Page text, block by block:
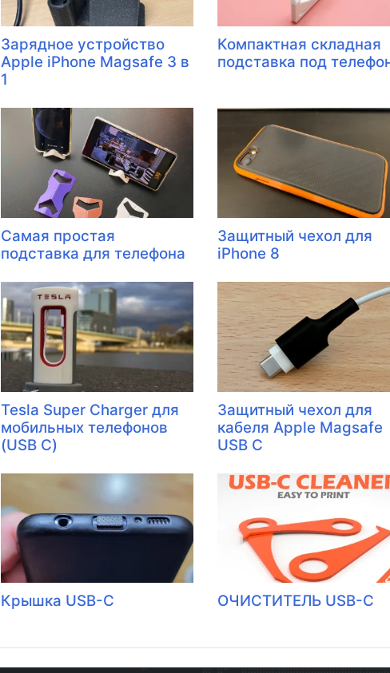
Зарядное устройство
Apple iPhone Magsafe 3 в
1
Компактная складная
подставка под
Самая простая
подставка для телефона
Защитный чехол для
iPhone 8
Tesla Super Charger для
мобильных телефонов
(USB C)
Защитный чехол для
кабеля Apple Magsafe
USB C
Крышка USB-C ОЧИСТИТЕЛЬ USB-C